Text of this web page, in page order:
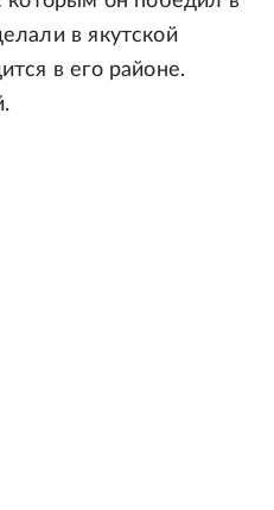
в якутской
в его районе.